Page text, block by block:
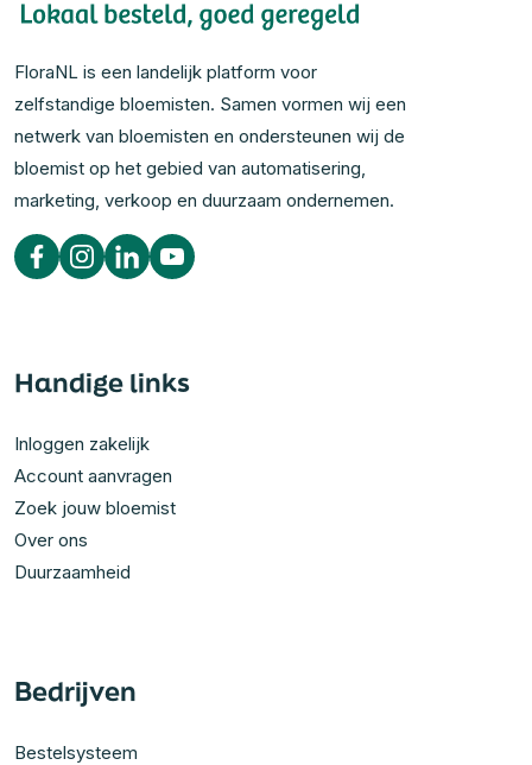
FloraNL is een landelijk platform voor
zelfstandige bloemisten. Samen vormen wij een
netwerk van bloemisten en ondersteunen wij de
bloemist op het gebied van automatisering,
marketing, verkoop en duurzaam ondernemen.
Handige links
Inloggen zakelijk
Account aanvragen
Zoek jouw bloemist
Over ons
Duurzaamheid
Bedrijven
Bestelsysteem